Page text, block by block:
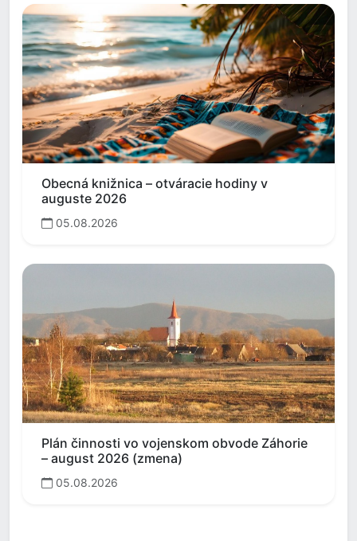
Obecná knižnica – otváracie hodiny v
auguste 2026
05.08.2026
Plán činnosti vo vojenskom obvode Záhorie
– august 2026 (zmena)
05.08.2026